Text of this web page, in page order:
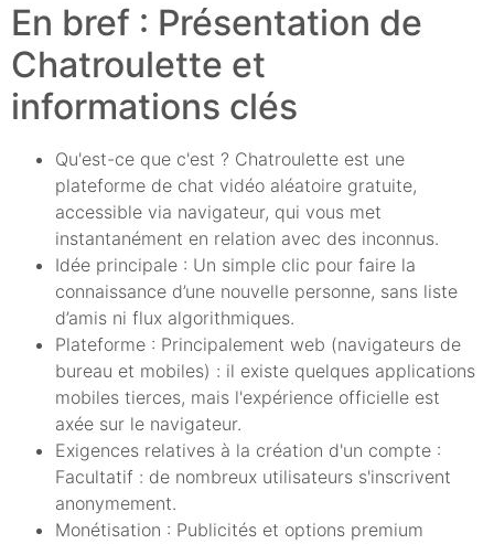
En bref : Présentation de
Chatroulette et
informations clés
Qu'est-ce que c'est ? Chatroulette est une
plateforme de chat vidéo aléatoire gratuite,
accessible via navigateur, qui vous met
instantanément en relation avec des inconnus.
Idée principale : Un simple clic pour faire la
connaissance d’une nouvelle personne, sans liste
d’amis ni flux algorithmiques.
Plateforme : Principalement web (navigateurs de
bureau et mobiles) : il existe quelques applications
mobiles tierces, mais l'expérience officielle est
axée sur le navigateur.
Exigences relatives à la création d'un compte :
Facultatif : de nombreux utilisateurs s'inscrivent
anonymement.
Monétisation : Publicités et options premium